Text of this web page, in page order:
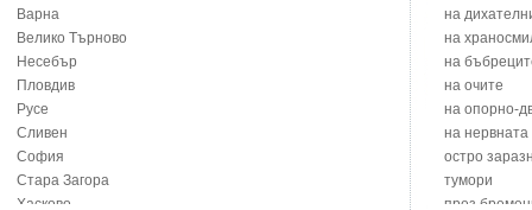
Варицела
Висока температура на бебето и детето
Възпаление на ушите на бебето и детето
Глисти
Грижа за пъпа на новороденото
Грип при бебето и детето
Гърч
Да отгледам и възпитам детето си
Блян
Бобови
Божур -
Борови
Босилек -
Брей -
Брош -
Бръшлян -
Бряст -
Варна
Велико Търново
Несебър
Пловдив
Русе
Сливен
София
Стара Загора
Хасково
на
на
на
на очите
на опорно-
на нервната
остро
тумори
през